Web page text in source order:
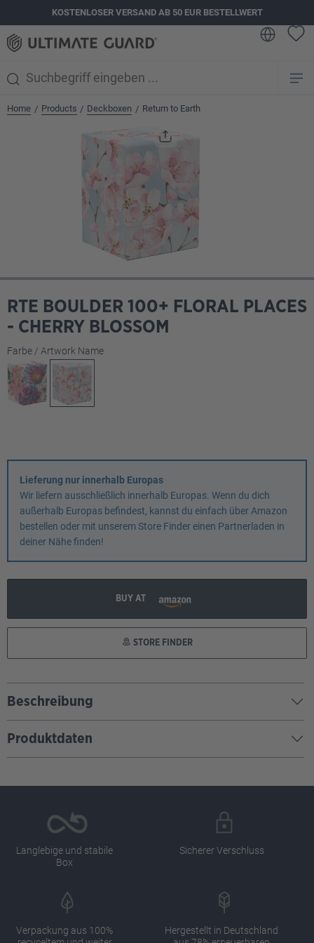
springenKOSTENLOSER VERSAND AB 50 EUR BESTELLWERT
Home / Products / Deckboxen / Return to Earth
RTE BOULDER 100+ FLORAL PLACES
- CHERRY BLOSSOM
Farbe / Artwork Nameauswählen
Lieferung nur innerhalb Europas
Wir liefern ausschließlich innerhalb Europas. Wenn du dich
außerhalb Europas befindest, kannst du einfach über Amazon
bestellen oder mit unserem Store Finder einen Partnerladen in
deiner Nähe finden!
BUY AT
STORE FINDER
Beschreibung
Produktdaten
Langlebige und stabile
Box
Sicherer Verschluss
Verpackung aus 100%
Hergestellt in Deutschland